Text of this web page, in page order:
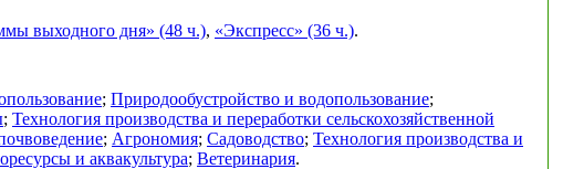
выходного дня» (48 ч.), «Экспресс» (36 ч.).
; Природообустройство и водопользование;
; Технология производства и переработки сельскохозяйственной
; Агрономия; Садоводство; Технология производства и
и аквакультура; Ветеринария.